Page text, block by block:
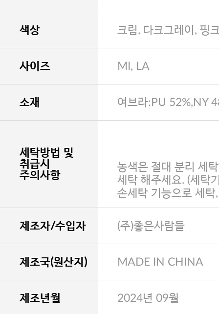
색상 크림, 다크그레이, 핑
사이즈 MI, LA
소재 여브라:PU 52%,NY
세탁방법 및
취급시
주의사항
농색은 절대 분리 세
세탁 해주세요. (세탁
손세탁 기능으로 세탁
제조자/수입자 (주)좋은사람들
제조국(원산지) MADE IN CHINA
제조년월 2024년 09월